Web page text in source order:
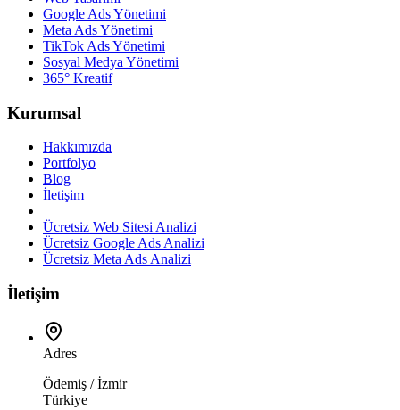
Google Ads Yönetimi
Meta Ads Yönetimi
TikTok Ads Yönetimi
Sosyal Medya Yönetimi
365° Kreatif
Kurumsal
Hakkımızda
Portfolyo
Blog
İletişim
Ücretsiz Web Sitesi Analizi
Ücretsiz Google Ads Analizi
Ücretsiz Meta Ads Analizi
İletişim
Adres
Ödemiş / İzmir
Türkiye